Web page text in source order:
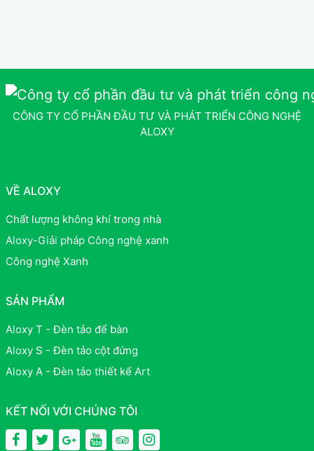
CÔNG TY CỔ PHẦN ĐẦU TƯ VÀ PHÁT TRIỂN CÔNG NGHỆ
ALOXY
VỀ ALOXY
Chất lượng không khí trong nhà
Aloxy-Giải pháp Công nghệ xanh
Công nghệ Xanh
SẢN PHẨM
Aloxy T - Đèn tảo để bàn
Aloxy S - Đèn tảo cột đứng
Aloxy A - Đèn tảo thiết kế Art
KẾT NỐI VỚI CHÚNG TÔI